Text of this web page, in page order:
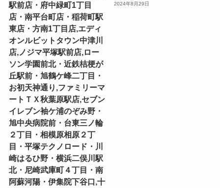
駅前店・府中緑町1丁目
店・南平台町店・稲荷町駅
東店・方南1丁目店,エディ
オンルビットタウン中津川
店,ノジマ平塚駅前店,ロー
ソン学園前北・近鉄桔梗が
丘駅前・旭鶴ケ峰二丁目・
お初天神通り,ファミリーマ
ートＴＸ秋葉原駅店,セブン
イレブン袖ケ浦のぞみ野・
旭中央病院前・台東三ノ輪
２丁目・相模原相原２丁
目・平塚テクノロード・川
崎はるひ野・横浜二俣川駅
北・尼崎武庫町４丁目・南
阿蘇河陽・伊集院下谷口,十
2024年8月29日